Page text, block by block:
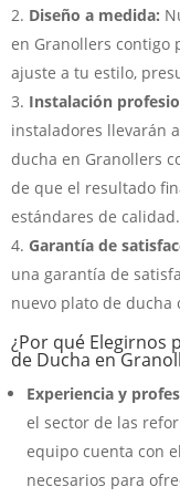
Diseño a medida:
en Granollers contigo
ajuste a tu estilo,
Instalación
instaladores llevarán
ducha en Granollers
de que el resultado
estándares de calidad.
Garantía de
una garantía de
nuevo plato de
¿Por qué Elegirnos
de Ducha en
Experiencia y
el sector de las
equipo cuenta con
necesarios para